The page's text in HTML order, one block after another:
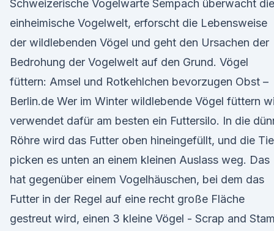
Schweizerische Vogelwarte Sempach überwacht die
einheimische Vogelwelt, erforscht die Lebensweise
der wildlebenden Vögel und geht den Ursachen der
Bedrohung der Vogelwelt auf den Grund. Vögel
füttern: Amsel und Rotkehlchen bevorzugen Obst –
Berlin.de Wer im Winter wildlebende Vögel füttern
verwendet dafür am besten ein Futtersilo. In die
Röhre wird das Futter oben hineingefüllt, und die
picken es unten an einem kleinen Auslass weg. Das
hat gegenüber einem Vogelhäuschen, bei dem das
Futter in der Regel auf eine recht große Fläche
gestreut wird, einen 3 kleine Vögel - Scrap and